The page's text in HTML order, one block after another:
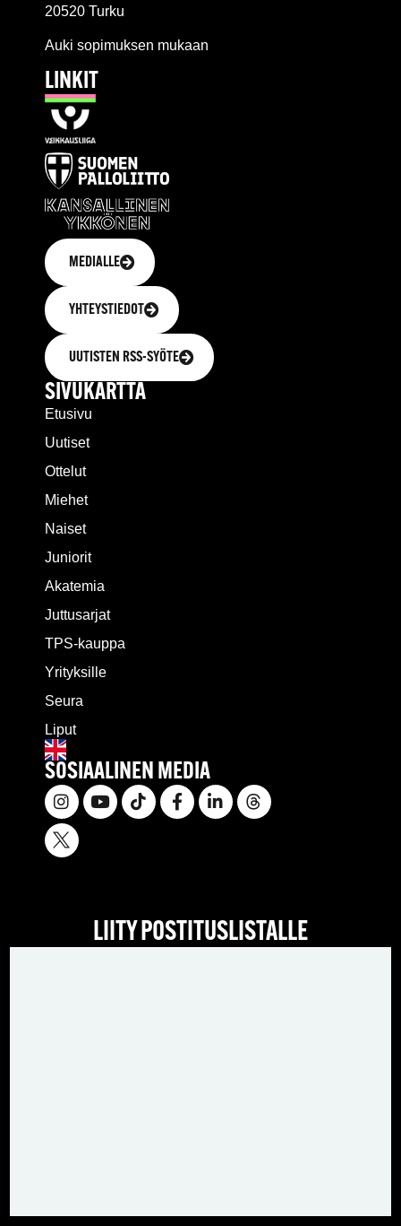
20520 Turku
Auki sopimuksen mukaan
LINKIT
MEDIALLE
YHTEYSTIEDOT
UUTISTEN RSS-SYÖTE
SIVUKARTTA
Etusivu
Uutiset
Ottelut
Miehet
Naiset
Juniorit
Akatemia
Juttusarjat
TPS-kauppa
Yrityksille
Seura
Liput
SOSIAALINEN MEDIA
LIITY POSTITUSLISTALLE